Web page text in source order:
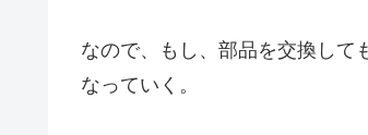
なので、もし、部品を交換して
なっていく。